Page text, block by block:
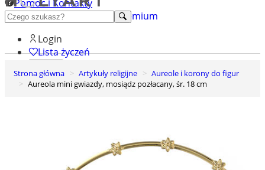
Pomoc i Kontakty
+48 222 922 860
Odkryj premium
Login
Lista życzeń
0
Koszyk
Strona główna Artykuły religijne
Aureole i korony do figur
Aureola mini gwiazdy, mosiądz pozłacany, śr. 18 cm